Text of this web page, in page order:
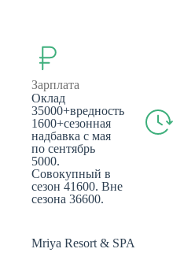
Зарплата
Оклад
35000+вредность
1600+сезонная
надбавка с мая
по сентябрь
5000.
Совокупный в
сезон 41600. Вне
сезона 36600.
Mriya Resort & SPA